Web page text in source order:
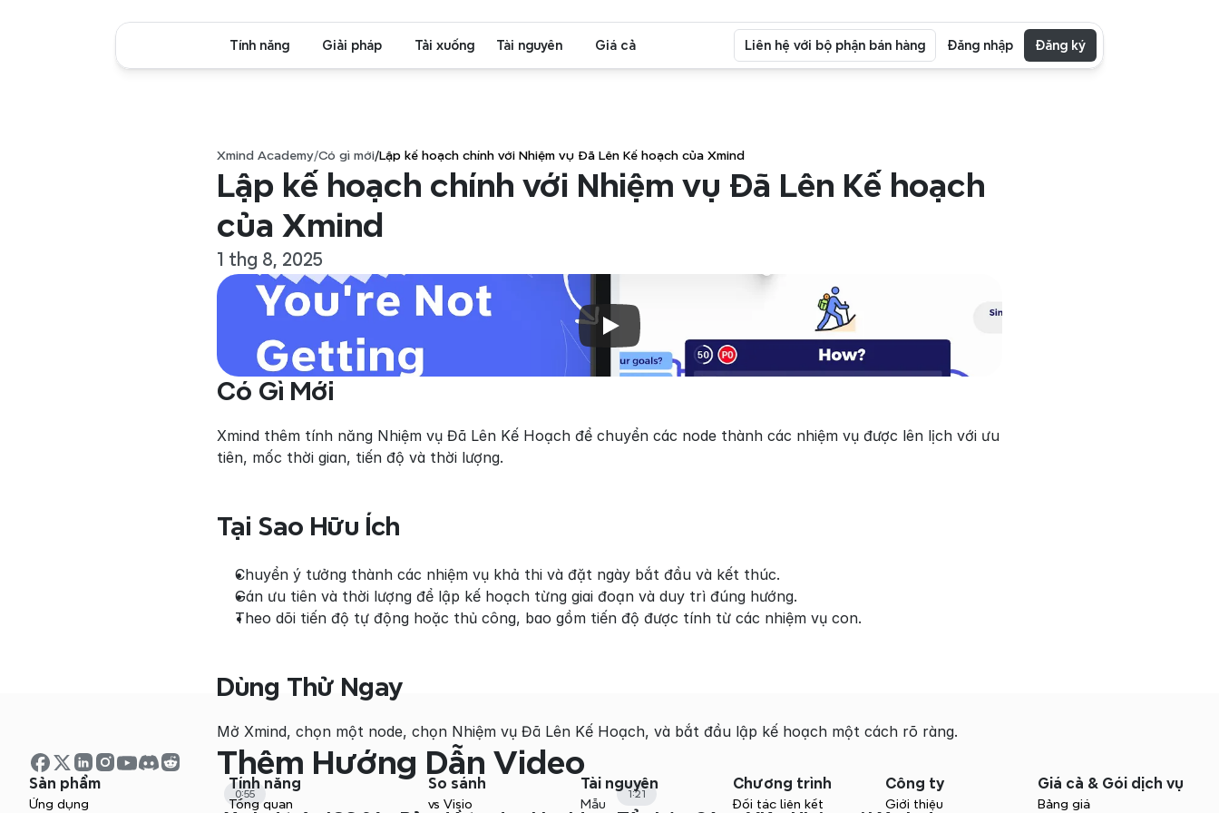
Xmind Academy/Có gì mới/Lập kế hoạch chính với Nhiệm vụ Đã Lên Kế hoạch của Xmind
Lập kế hoạch chính với Nhiệm vụ Đã Lên Kế hoạch
của Xmind
1 thg 8, 2025
Có Gì Mới
Xmind thêm tính năng Nhiệm vụ Đã Lên Kế Hoạch để chuyển các node thành các nhiệm vụ được lên lịch với ưu
tiên, mốc thời gian, tiến độ và thời lượng.
Tại Sao Hữu Ích
Chuyển ý tưởng thành các nhiệm vụ khả thi và đặt ngày bắt đầu và kết thúc.
Gán ưu tiên và thời lượng để lập kế hoạch từng giai đoạn và duy trì đúng hướng.
Theo dõi tiến độ tự động hoặc thủ công, bao gồm tiến độ được tính từ các nhiệm vụ con.
Dùng Thử Ngay
Mở Xmind, chọn một node, chọn Nhiệm vụ Đã Lên Kế Hoạch, và bắt đầu lập kế hoạch một cách rõ ràng.
Thêm Hướng Dẫn Video
0:55 1:21
Sản phẩm
Ứng dụng
Tính năng
Tổng quan
So sánh
vs Visio
Tài nguyên
Mẫu
Chương trình
Đối tác liên kết
Công ty
Giới thiệu
Giá cả & Gói dịch vụ
Bảng giá
Tính năng Giải pháp Tải xuống Tài nguyên Giá cả Liên hệ với bộ phận bán hàng Đăng nhập Đăng ký